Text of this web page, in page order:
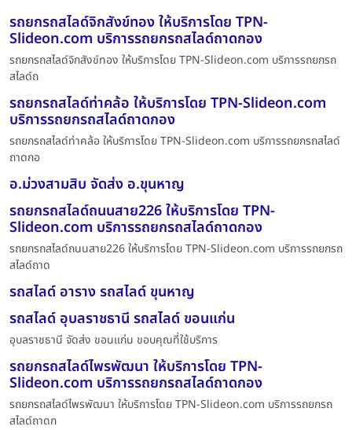
รถยกรถสไลด์จิกสังข์ทอง ให้บริการโดย TPN-
Slideon.com บริการรถยกรถสไลด์ถาดกอง
รถยกรถสไลด์จิกสังข์ทอง ให้บริการโดย TPN-Slideon.com บริการรถยกรถ
สไลด์ถ
รถยกรถสไลด์ท่าคล้อ ให้บริการโดย TPN-Slideon.com
บริการรถยกรถสไลด์ถาดกอง
รถยกรถสไลด์ท่าคล้อ ให้บริการโดย TPN-Slideon.com บริการรถยกรถสไลด์
ถาดกอ
อ.ม่วงสามสิบ จัดส่ง อ.ขุนหาญ
รถยกรถสไลด์ถนนสาย226 ให้บริการโดย TPN-
Slideon.com บริการรถยกรถสไลด์ถาดกอง
รถยกรถสไลด์ถนนสาย226 ให้บริการโดย TPN-Slideon.com บริการรถยกรถ
สไลด์ถาด
รถสไลด์ อาราง รถสไลด์ ขุนหาญ
รถสไลด์ อุบลราชธานี รถสไลด์ ขอนแก่น
อุบลราชธานี จัดส่ง ขอนแก่น ขอบคุณที่ใช้บริการ
รถยกรถสไลด์ไพรพัฒนา ให้บริการโดย TPN-
Slideon.com บริการรถยกรถสไลด์ถาดกอง
รถยกรถสไลด์ไพรพัฒนา ให้บริการโดย TPN-Slideon.com บริการรถยกรถ
สไลด์ถาดก